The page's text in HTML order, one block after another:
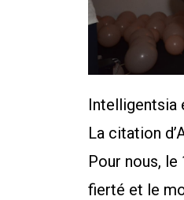
Intelligentsia
La citation
Pour nous,
fierté et le